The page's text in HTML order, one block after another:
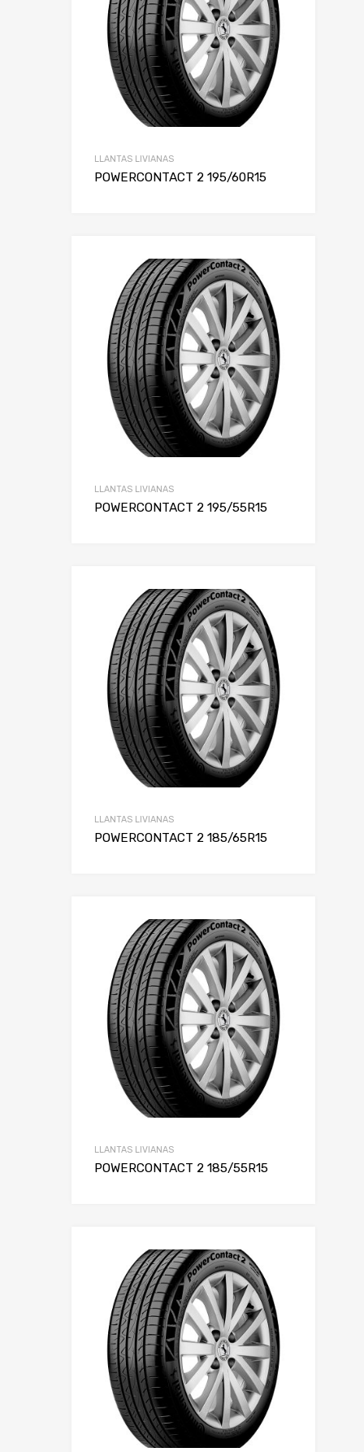
LLANTAS LIVIANAS
POWERCONTACT 2 195/60R15
LLANTAS LIVIANAS
POWERCONTACT 2 195/55R15
LLANTAS LIVIANAS
POWERCONTACT 2 185/65R15
LLANTAS LIVIANAS
POWERCONTACT 2 185/55R15